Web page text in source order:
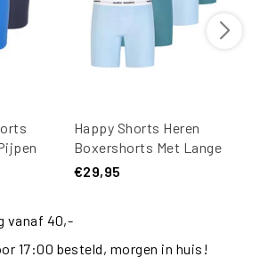
Happy Shorts Heren
Boxershorts Met Lange
Pijpen Boxer Briefs 4-
€29,95
vanaf 40,-
17:00 besteld, morgen in huis!